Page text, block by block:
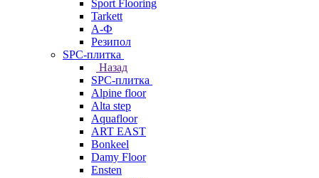
Sport Flooring
Tarkett
А-Ф
Резипол
SPC-плитка
Назад
SPC-плитка
Alpine floor
Alta step
Aquafloor
ART EAST
Bonkeel
Damy Floor
Ensten